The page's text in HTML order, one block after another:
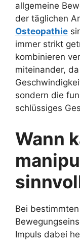
allgemeine
der täglichen
Osteopathie
immer strikt
kombinieren
miteinander,
sondern die
schlüssiges
Wann
Bei
Impuls dabei